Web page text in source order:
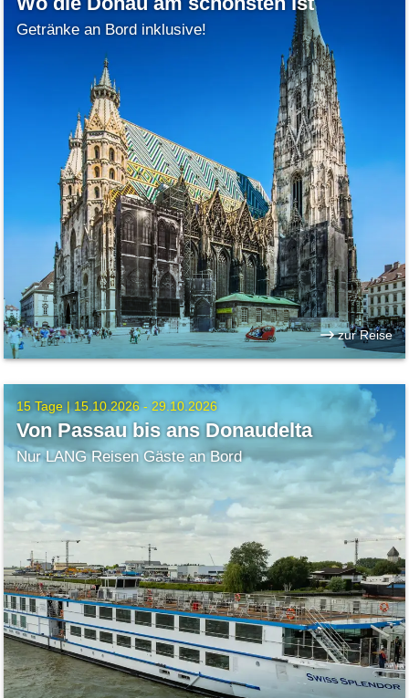
Getränke an Bord inklusive!
zur Reise
15 Tage | 15.10.2026 - 29.10.2026
Von Passau bis ans Donaudelta
Nur LANG Reisen Gäste an Bord